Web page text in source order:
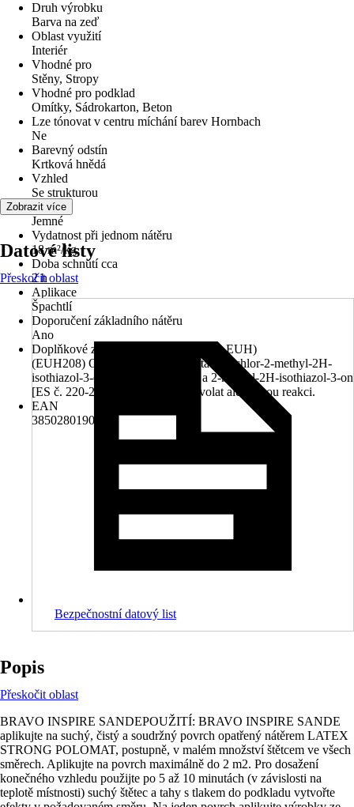
Druh výrobku
Barva na zeď
Oblast využití
Interiér
Vhodné pro
Stěny, Stropy
Vhodné pro podklad
Omítky, Sádrokarton, Beton
Lze tónovat v centru míchání barev Hornbach
Ne
Barevný odstín
Krtková hnědá
Vzhled
Se strukturou
Zrnitost
Jemné
Vydatnost při jednom nátěru
18 m²/kg
Doba schnutí cca
2 h
Aplikace
Špachtlí
Doporučení základního nátěru
Ano
Doplňkové znaky nebezpečnosti (věty EUH)
(EUH208) Obsahuje reakční hmota z: 5-chlor-2-methyl-2H-
isothiazol-3-on [ES č. 247-500-7] a 2-methyl-2H-isothiazol-3-on
[ES č. 220-239-6] (3:1). Může vyvolat alergickou reakci.
EAN
3850280190260
Zobrazit více
Datové listy
Přeskočit oblast
Bezpečnostní datový list
Popis
Přeskočit oblast
BRAVO INSPIRE SANDEPOUŽITÍ: BRAVO INSPIRE SANDE
aplikujte na suchý, čistý a soudržný povrch opatřený nátěrem LATEX
STRONG POLOMAT, postupně, v malém množství štětcem ve všech
směrech. Aplikujte na povrch maximálně do 2 m2. Pro dosažení
konečného vzhledu použijte po 5 až 10 minutách (v závislosti na
teplotě místnosti) suchý štětec a tahy s tlakem do podkladu vytvořte